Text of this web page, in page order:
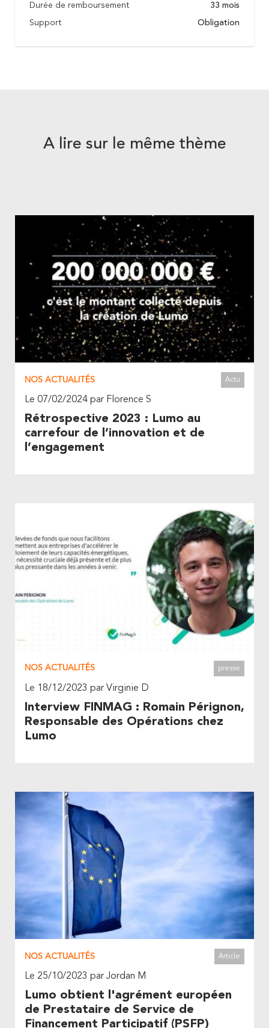
Durée de remboursement 33 mois
Support Obligation
A lire sur le même thème
NOS ACTUALITÉS Actu
Le 07/02/2024 par Florence S
Rétrospective 2023 : Lumo au
carrefour de l’innovation et de
l’engagement
NOS ACTUALITÉS presse
Le 18/12/2023 par Virginie D
Interview FINMAG : Romain Pérignon,
Responsable des Opérations chez
Lumo
NOS ACTUALITÉS Article
Le 25/10/2023 par Jordan M
Lumo obtient l'agrément européen
de Prestataire de Service de
Financement Participatif (PSFP)